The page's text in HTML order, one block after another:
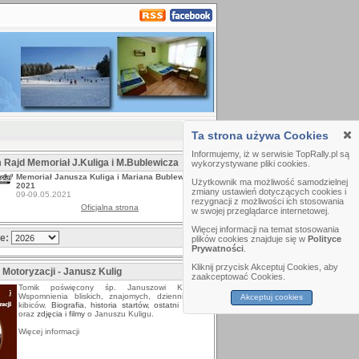
Rajd Memoriał J.Kuliga i M.Bublewicza
Memoriał Janusza Kuliga i Mariana Bublewicza
2021
09-09.05.2021
Oficjalna strona
Motoryzacji - Janusz Kulig
Tomik poświęcony śp. Januszowi Kuligowi.
Wspomnienia bliskich, znajomych, dziennikarzy i
kibiców. Biografia ,historia startów,ostatni wywiad
oraz zdjęcia i filmy o Januszu Kuligu.
Więcej informacji
Ta strona używa Cookies
Informujemy, iż w serwisie TopRally.pl są
wykorzystywane pliki cookies.
Użytkownik ma możliwość samodzielnej
zmiany ustawień dotyczących cookies i
rezygnacji z możliwości ich stosowania
w swojej przeglądarce internetowej.
Więcej informacji na temat stosowania
plików cookies znajduje się w Polityce
Prywatności
Kliknij przycisk Akceptuj Cookies, aby
zaakceptować Cookies.
Akceptuj cookies